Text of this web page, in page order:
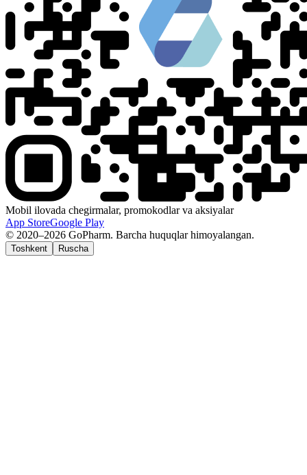
Mobil ilovada chegirmalar, promokodlar va aksiyalar
App StoreGoogle Play
© 2020–2026 GoPharm. Barcha huquqlar himoyalangan.
Toshkent Ruscha